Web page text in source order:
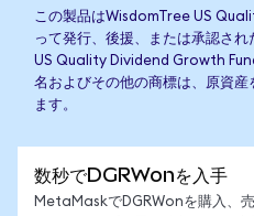
この製品はWisdomTree US
って発行、後援、または承認さ
US Quality Dividend Growth
名およびその他の商標は、原資
ます。
数秒でDGRWonを入手
MetaMaskでDGRWonを購入、